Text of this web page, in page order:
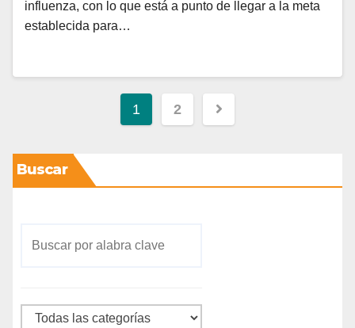
influenza, con lo que está a punto de llegar a la meta
establecida para…
1 2
Buscar